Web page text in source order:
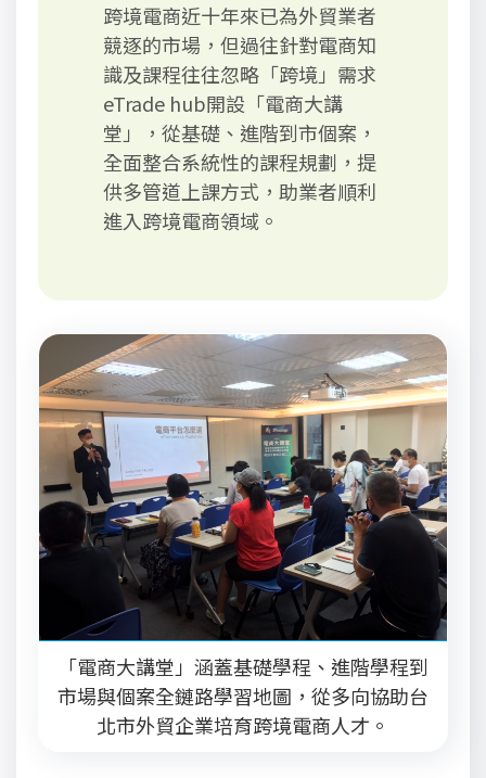
跨境電商近十年來已為外貿業者
競逐的市場，但過往針對電商知
識及課程往往忽略「跨境」需求
eTrade hub開設「電商大講
堂」，從基礎、進階到市個案，
全面整合系統性的課程規劃，提
供多管道上課方式，助業者順利
進入跨境電商領域。
「電商大講堂」涵蓋基礎學程、進階學程到
市場與個案全鏈路學習地圖，從多向協助台
北市外貿企業培育跨境電商人才。